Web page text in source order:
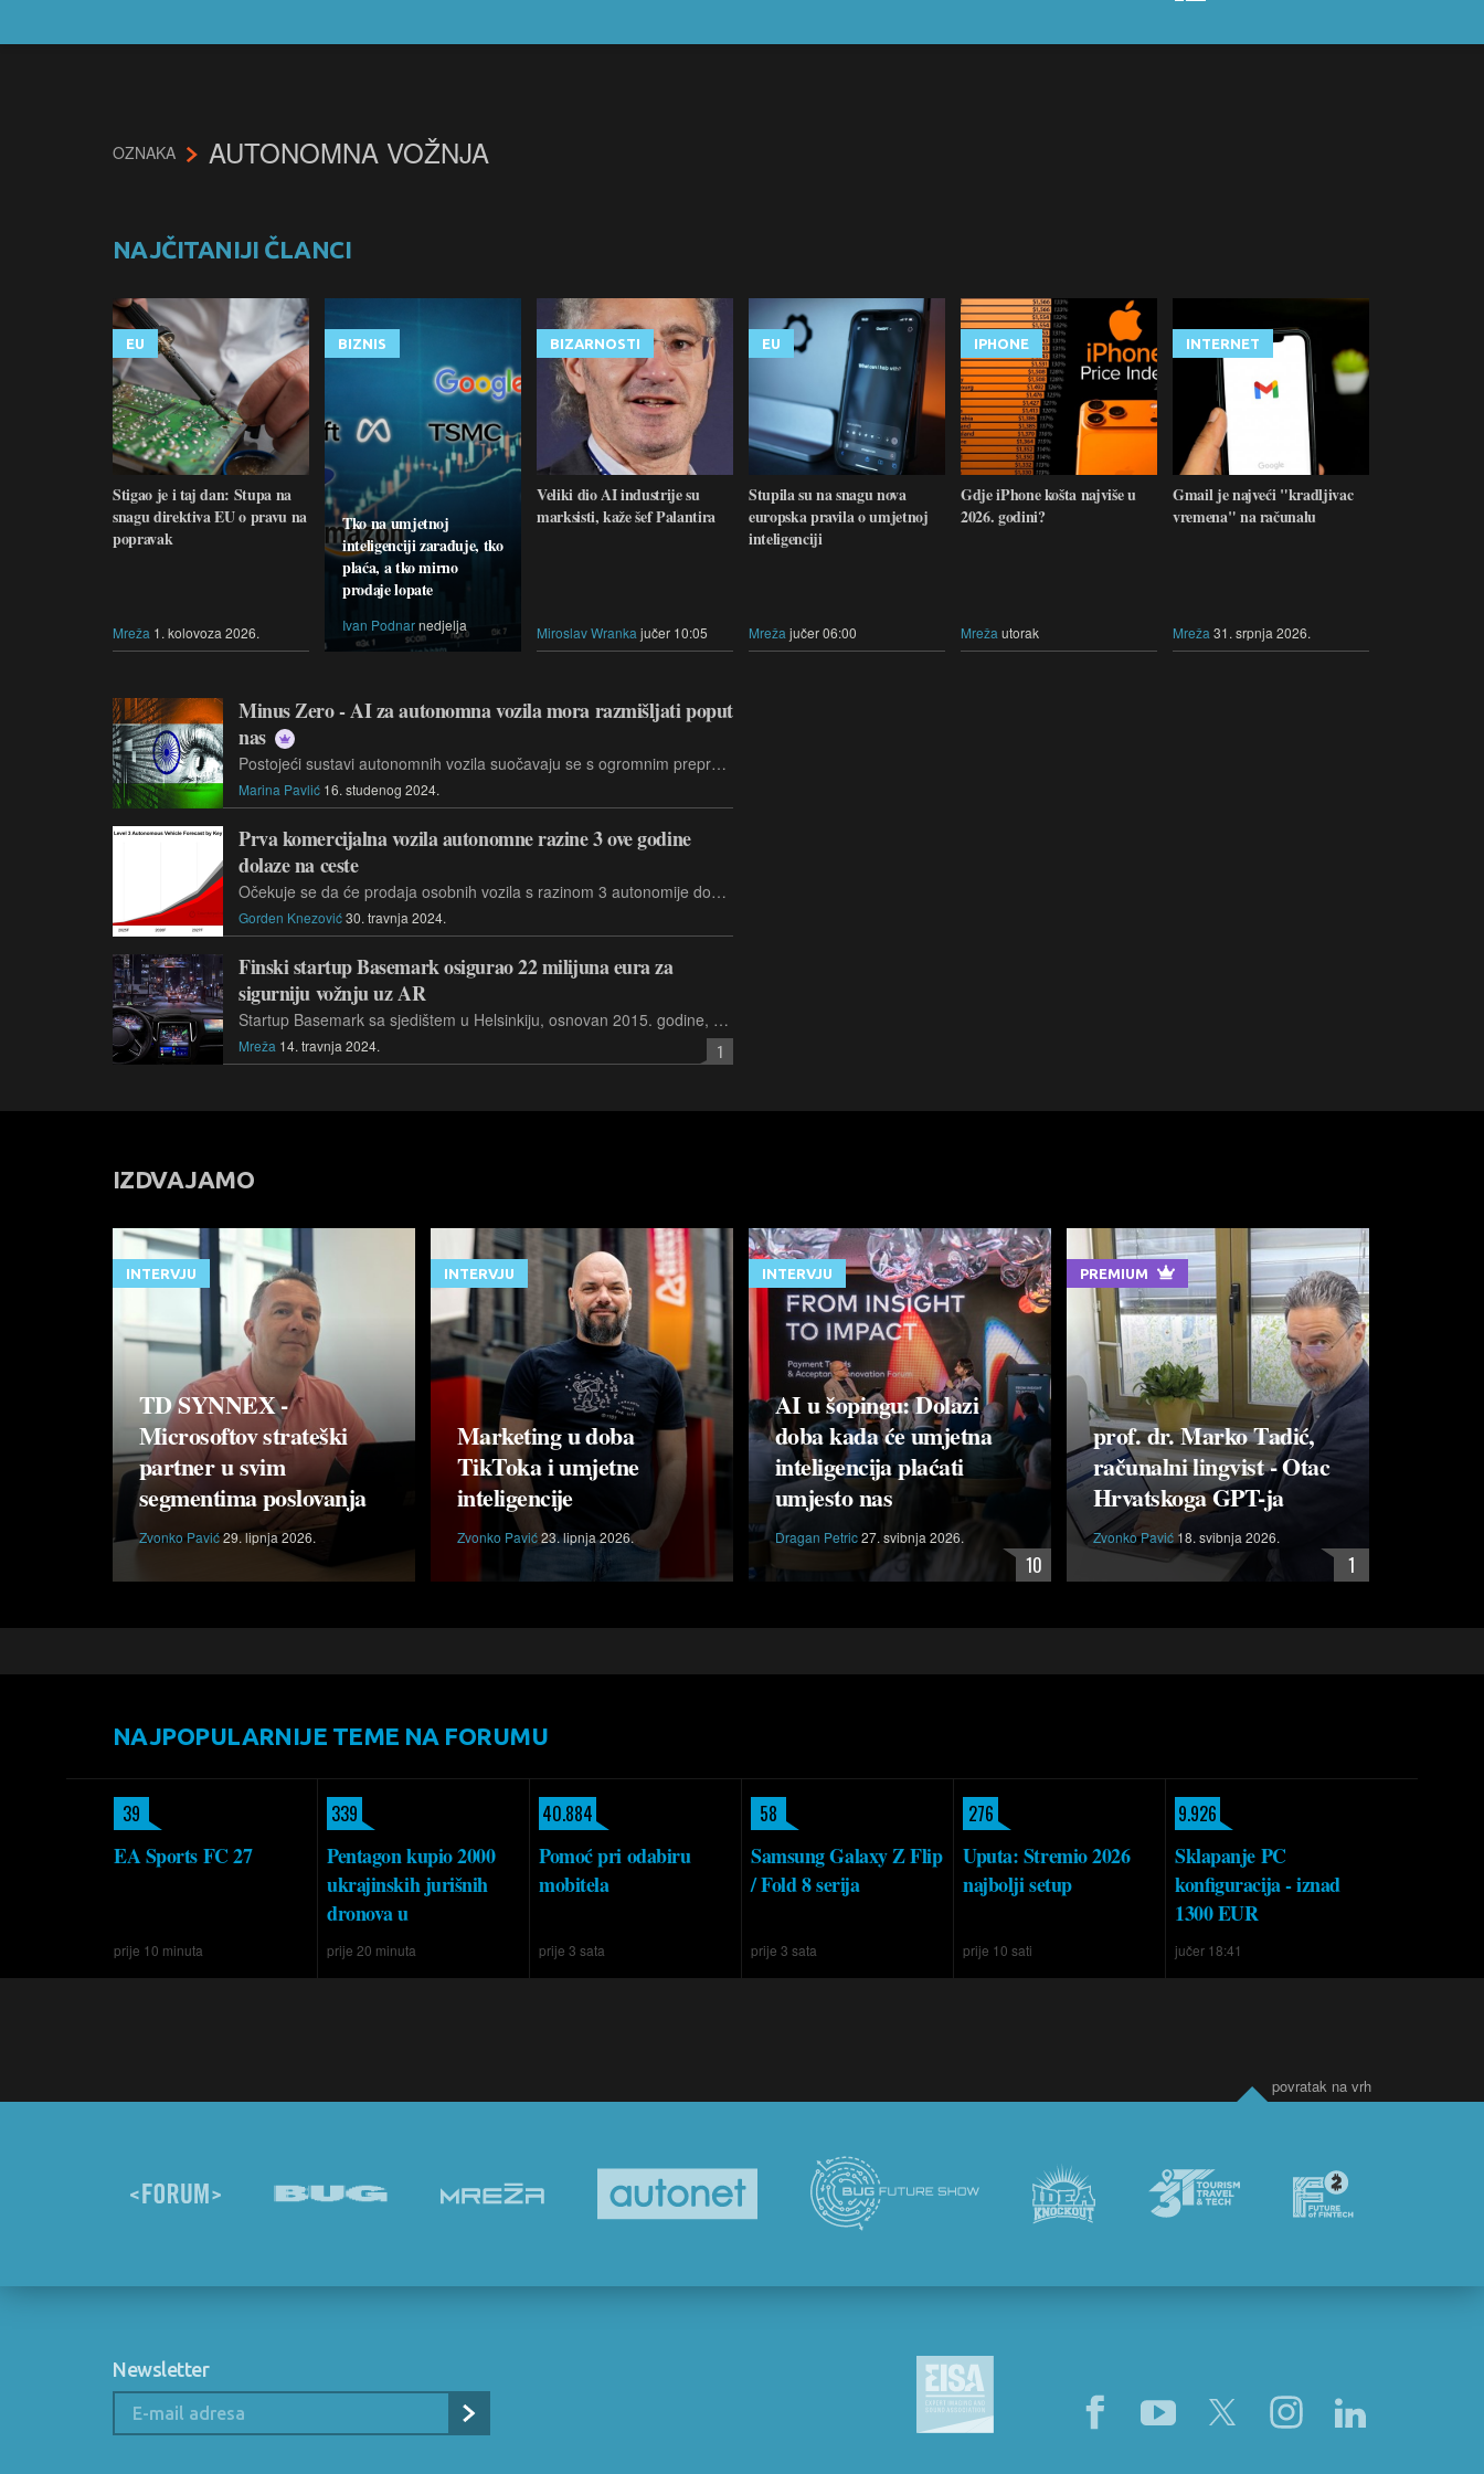
OZNAKA AUTONOMNA VOŽNJA
NAJČITANIJI ČLANCI
EU
Stigao je i taj dan: Stupa na
snagu direktiva EU o pravu na
popravak
Mreža 1. kolovoza 2026.
BIZNIS
Tko na umjetnoj
inteligenciji zarađuje, tko
plaća, a tko mirno
prodaje lopate
Ivan Podnarnedjelja
BIZARNOSTI
Veliki dio AI industrije su
marksisti, kaže šef Palantira
Miroslav Wranka jučer 10:05
EU
Stupila su na snagu nova
europska pravila o umjetnoj
inteligenciji
Mreža jučer 06:00
IPHONE
Gdje iPhone košta najviše u
2026. godini?
Mreža utorak
INTERNET
Gmail je najveći "kradljivac
vremena" na računalu
Mreža 31. srpnja 2026.
Minus Zero - AI za autonomna vozila mora razmišljati poput
nas
Postojeći sustavi autonomnih vozila suočavaju se s ogromnim preprekama u sigurnom upravljanju u različitim okruženjima za vožnju, što često rezultira nepredvidivim ponašanjem vozila, isključivanjem vozila iz vožnje, pa čak i sudarima. Minus Zero, indijski startup za autonomnu vožnju, kritički je analizirao inherentno krhka ograničenja u sadašnjem razvoju softvera za autonomna vozila
Marina Pavlić 16. studenog 2024.
Prva komercijalna vozila autonomne razine 3 ove godine
dolaze na ceste
Očekuje se da će prodaja osobnih vozila s razinom 3 autonomije dosegnuti više od 25.000 na globalnoj razini ove 2024. godine
Gorden Knezović30. travnja 2024.
Finski startup Basemark osigurao 22 milijuna eura za
sigurniju vožnju uz AR
Startup Basemark sa sjedištem u Helsinkiju, osnovan 2015. godine, prikupio je 22 milijuna eura financiranja za daljnji razvoj svog softverskog alata za proširenu stvarnost (augmented reality, AR)
Mreža 14. travnja 2024. 1
IZDVAJAMO
INTERVJU
TD SYNNEX -
Microsoftov strateški
partner u svim
segmentima poslovanja
Zvonko Pavić29. lipnja 2026.
INTERVJU
Marketing u doba
TikToka i umjetne
inteligencije
Zvonko Pavić23. lipnja 2026.
INTERVJU
AI u šopingu: Dolazi
doba kada će umjetna
inteligencija plaćati
umjesto nas
Dragan Petric27. svibnja 2026.
10
PREMIUM
prof. dr. Marko Tadić,
računalni lingvist - Otac
Hrvatskoga GPT-ja
Zvonko Pavić 18. svibnja 2026.
1
NAJPOPULARNIJE TEME NA FORUMU
EA Sports FC 27
prije 10 minuta
39
Pentagon kupio 2000
ukrajinskih jurišnih
dronova u
prije 20 minuta
339
Pomoć pri odabiru
mobitela
prije 3 sata
40.884
Samsung Galaxy Z Flip
/ Fold 8 serija
prije 3 sata
58
Uputa: Stremio 2026
najbolji setup
prije 10 sati
276
Sklapanje PC
konfiguracija - iznad
1300 EUR
jučer 18:41
9.926
povratak na vrh
Newsletter